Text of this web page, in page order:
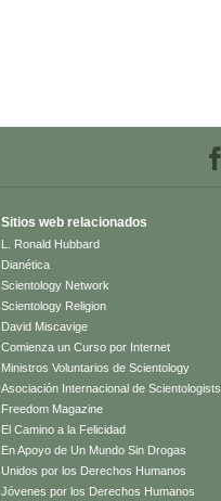
Sitios web relacionados
L. Ronald Hubbard
Dianética
Scientology Network
Scientology Religion
David Miscavige
Comienza un Curso por Internet
Ministros Voluntarios de Scientology
Asociación Internacional de Scientologists
Freedom Magazine
El Camino a la Felicidad
En Apoyo de Un Mundo Sin Drogas
Unidos por los Derechos Humanos
Jóvenes por los Derechos Humanos